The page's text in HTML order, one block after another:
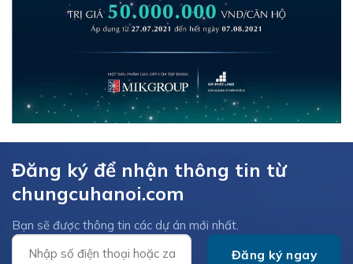
Đăng ký để nhận thông tin từ
chungcuhanoi.com
Bạn sẽ được thông tin các dự án mới nhất.